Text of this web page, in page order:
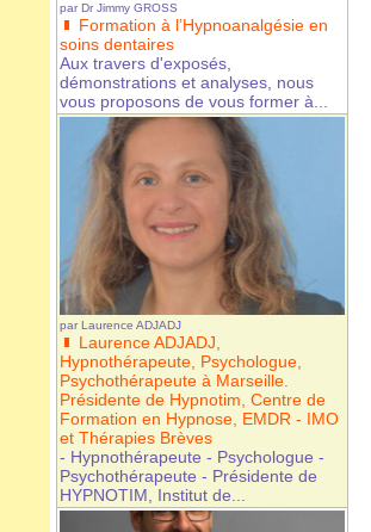
par Dr Jimmy GROSS
Formation à l’Hypnoanalgésie en
soins dentaires
Aux travers d'exposés,
démonstrations et analyses, nous
vous proposons de vous former à...
par Laurence ADJADJ
Laurence ADJADJ,
Hypnothérapeute, Psychologue,
Psychothérapeute à Marseille.
Présidente de Hypnotim, Centre de
Formation en Hypnose, EMDR - IMO
et Thérapies Brèves
- Hypnothérapeute - Psychologue -
Psychothérapeute - Présidente de
HYPNOTIM, Institut de...